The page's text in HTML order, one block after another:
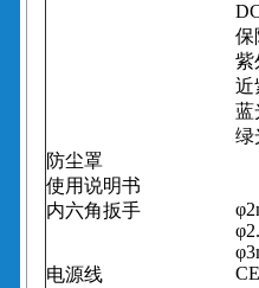
保
紫
近
蓝
绿
防尘罩
使用说明书
内六角扳手
φ
φ
φ
电源线